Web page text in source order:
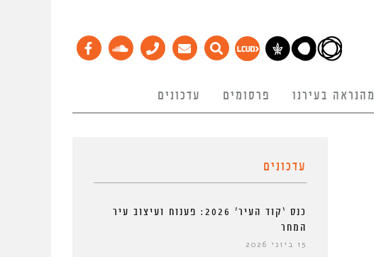
מהנראה בעירנו פרסומים עדכונים
עדכונים
כנס ‘קוד העיר’ 2026: פענוח ועיצוב עיר
המחר
15 ביוני 2026